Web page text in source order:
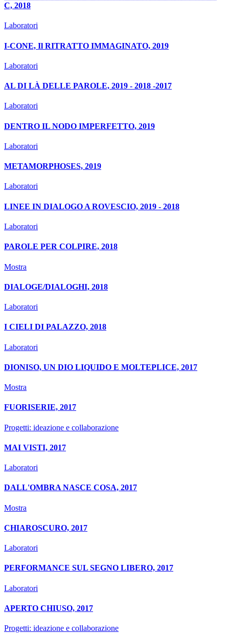
C, 2018
Laboratori
I-CONE, Il RITRATTO IMMAGINATO, 2019
Laboratori
AL DI LÀ DELLE PAROLE, 2019 - 2018 -2017
Laboratori
DENTRO IL NODO IMPERFETTO, 2019
Laboratori
METAMORPHOSES, 2019
Laboratori
LINEE IN DIALOGO A ROVESCIO, 2019 - 2018
Laboratori
PAROLE PER COLPIRE, 2018
Mostra
DIALOGE/DIALOGHI, 2018
Laboratori
I CIELI DI PALAZZO, 2018
Laboratori
DIONISO, UN DIO LIQUIDO E MOLTEPLICE, 2017
Mostra
FUORISERIE, 2017
Progetti: ideazione e collaborazione
MAI VISTI, 2017
Laboratori
DALL'OMBRA NASCE COSA, 2017
Mostra
CHIAROSCURO, 2017
Laboratori
PERFORMANCE SUL SEGNO LIBERO, 2017
Laboratori
APERTO CHIUSO, 2017
Progetti: ideazione e collaborazione